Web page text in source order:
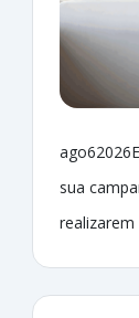
sua
realizarem